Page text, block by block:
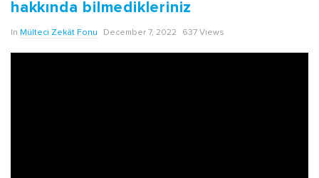
a
hakkında bilmedikleriniz
In Mülteci Zekât Fonu December 7, 2022 637 Views